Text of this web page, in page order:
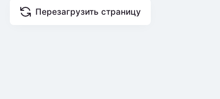
Перезагрузить страницу